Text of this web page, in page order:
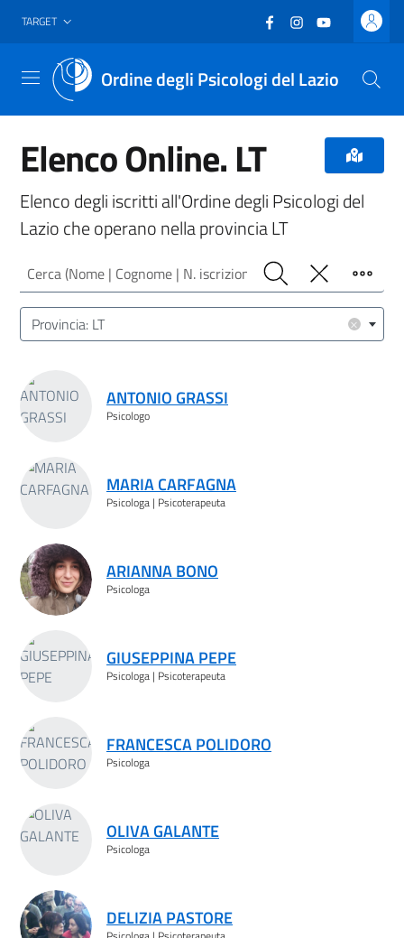
Vai al header
Vai al contenuto principale
Vai al footer
TARGET Facebook
(nuova scheda -
Instagram
(nuova scheda
YouTube
(nuova
Ordine degli Psicologi del Lazio
Menu
Elenco Online. LT
Elenco degli iscritti all'Ordine degli Psicologi del
Lazio che operano nella provincia LT
Cerca (Nome | Cognome | N. iscrizione)
Cerca PulisciFiltro
Luogo (CAP | Comune | Provincia)
×
Provincia: LT
ANTONIO GRASSI
Psicologo
MARIA CARFAGNA
Psicologa | Psicoterapeuta
ARIANNA BONO
Psicologa
GIUSEPPINA PEPE
Psicologa | Psicoterapeuta
FRANCESCA POLIDORO
Psicologa
OLIVA GALANTE
Psicologa
DELIZIA PASTORE